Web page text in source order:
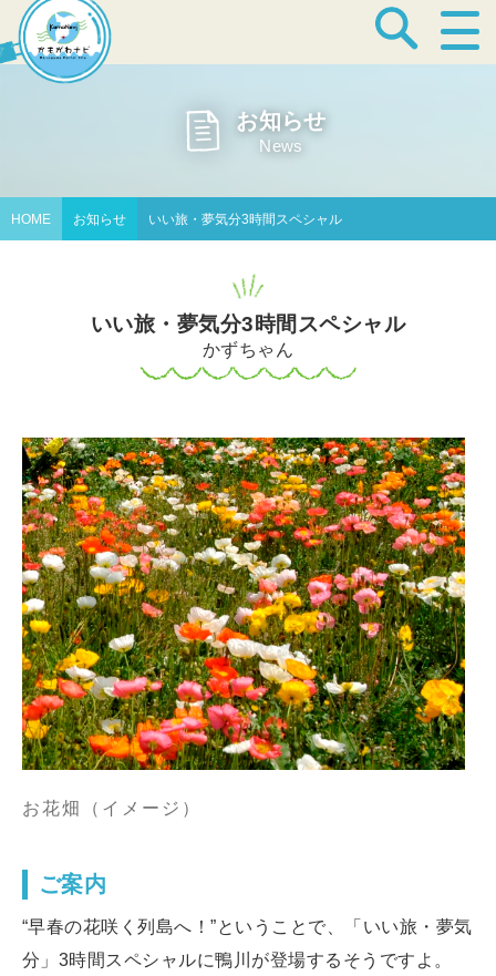
宿泊・温泉
特産品
鴨川について
生活
レンタサイクル
お知らせ
News
HOME お知らせ いい旅・夢気分3時間スペシャル
いい旅・夢気分3時間スペシャル
かずちゃん
お花畑（イメージ）
ご案内
“早春の花咲く列島へ！”ということで、「いい旅・夢気
分」3時間スペシャルに鴨川が登場するそうですよ。